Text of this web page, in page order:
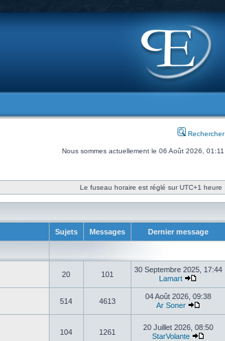
Rechercher
Nous sommes actuellement le 06 Août 2026, 01:11
Le fuseau horaire est réglé sur UTC+1 heure
Sujets Messages Dernier message
20 101
30 Septembre 2025, 17:44
Lamart
514 4613
04 Août 2026, 09:38
Ar Soner
104 1261
20 Juillet 2026, 08:50
StarVolante